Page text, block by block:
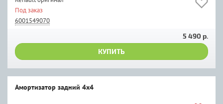
Под заказ
6001549070
5 490 р.
КУПИТЬ
Амортизатор задний 4х4